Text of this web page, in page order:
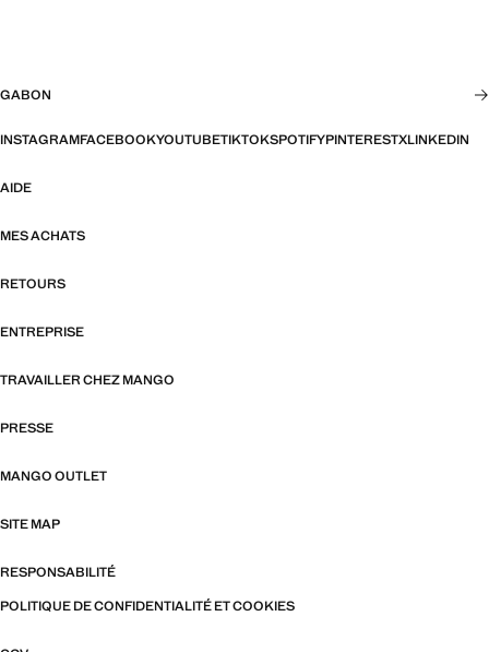
GABON
INSTAGRAMFACEBOOKYOUTUBETIKTOKSPOTIFYPINTERESTXLINKEDIN
AIDE
MES ACHATS
RETOURS
ENTREPRISE
TRAVAILLER CHEZ MANGO
PRESSE
MANGO OUTLET
SITE MAP
RESPONSABILITÉ
POLITIQUE DE CONFIDENTIALITÉ ET COOKIES